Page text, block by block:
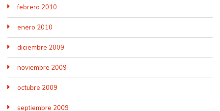
febrero 2010
enero 2010
diciembre 2009
noviembre 2009
octubre 2009
septiembre 2009